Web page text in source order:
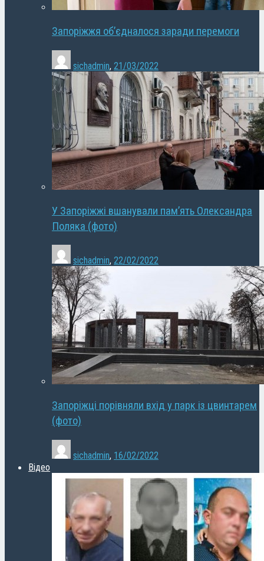
Запоріжжя об’єдналося заради перемоги
sichadmin, 21/03/2022
У Запоріжжі вшанували пам’ять Олександра
Поляка (фото)
sichadmin, 22/02/2022
Запоріжці порівняли вхід у парк із цвинтарем
(фото)
sichadmin, 16/02/2022
Відео